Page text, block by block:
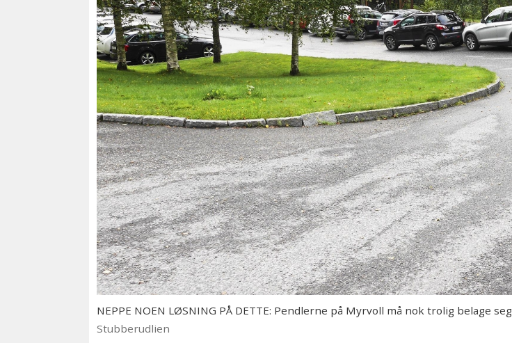
NEPPE NOEN LØSNING PÅ DETTE: Pendlerne på Myrvoll må nok trolig belage
Stubberudlien